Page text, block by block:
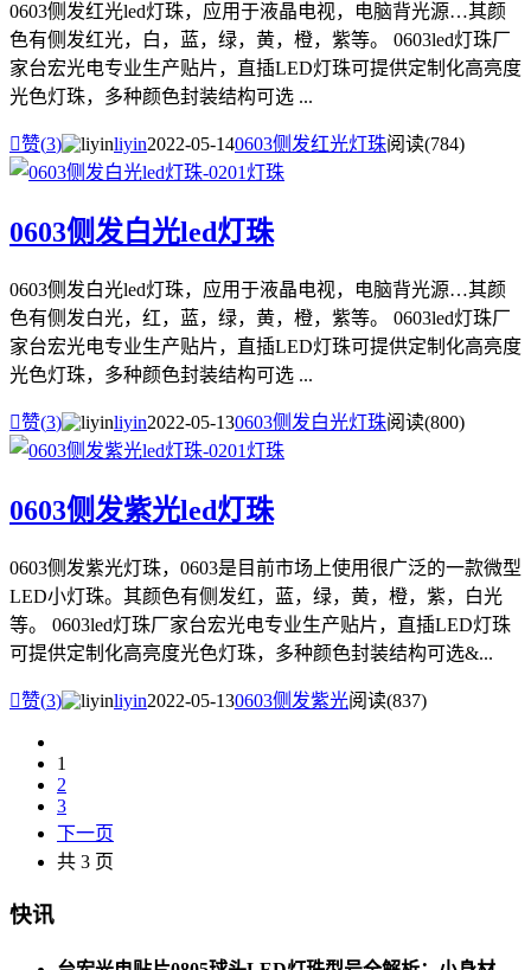
0603侧发红光led灯珠，应用于液晶电视，电脑背光源…其颜
色有侧发红光，白，蓝，绿，黄，橙，紫等。 0603led灯珠厂
家台宏光电专业生产贴片，直插LED灯珠可提供定制化高亮度
光色灯珠，多种颜色封装结构可选 ...
赞(3) liyin2022-05-140603侧发红光灯珠阅读(784)
0603侧发白光led灯珠
0603侧发白光led灯珠，应用于液晶电视，电脑背光源…其颜
色有侧发白光，红，蓝，绿，黄，橙，紫等。 0603led灯珠厂
家台宏光电专业生产贴片，直插LED灯珠可提供定制化高亮度
光色灯珠，多种颜色封装结构可选 ...
赞(3) liyin2022-05-130603侧发白光灯珠阅读(800)
0603侧发紫光led灯珠
0603侧发紫光灯珠，0603是目前市场上使用很广泛的一款微型
LED小灯珠。其颜色有侧发红，蓝，绿，黄，橙，紫，白光
等。 0603led灯珠厂家台宏光电专业生产贴片，直插LED灯珠
可提供定制化高亮度光色灯珠，多种颜色封装结构可选&...
赞(3) liyin2022-05-130603侧发紫光阅读(837)
1
2
3
下一页
共 3 页
快讯